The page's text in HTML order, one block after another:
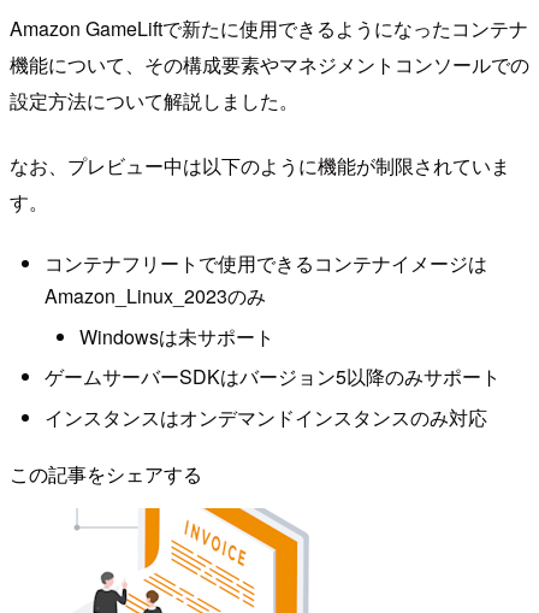
Amazon GameLiftで新たに使用できるようになったコンテナ
機能について、その構成要素やマネジメントコンソールでの
設定方法について解説しました。
なお、プレビュー中は以下のように機能が制限されていま
す。
コンテナフリートで使用できるコンテナイメージは
Amazon_Linux_2023のみ
Windowsは未サポート
ゲームサーバーSDKはバージョン5以降のみサポート
インスタンスはオンデマンドインスタンスのみ対応
この記事をシェアする